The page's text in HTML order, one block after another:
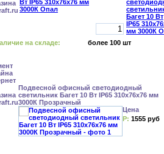
на складе: более 100 шт
Подвесной офисный светодиодный
светильник Багет 10 Вт IP65 310x76x76 мм
3000К Прозрачный
Цена
Р: 1555 руб